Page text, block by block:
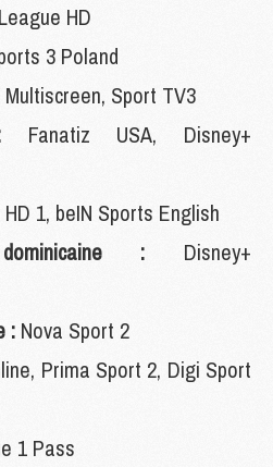
HD
3 Poland
Sport TV3
Fanatiz USA, Disney+
1, beIN Sports English
dominicaine : Disney+
: Nova Sport 2
Prima Sport 2, Digi Sport
1 Pass